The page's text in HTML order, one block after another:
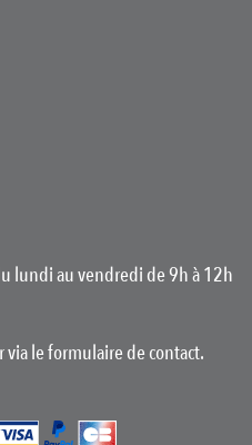
lundi au vendredi de 9h à 12h
via le formulaire de contact.